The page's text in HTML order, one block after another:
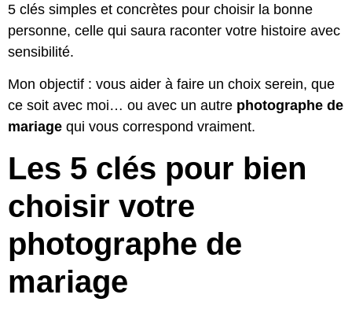
5 clés simples et concrètes pour choisir la bonne
personne, celle qui saura raconter votre histoire avec
sensibilité.
Mon objectif : vous aider à faire un choix serein, que
ce soit avec moi… ou avec un autre photographe de
mariage qui vous correspond vraiment.
Les 5 clés pour bien
choisir votre
photographe de
mariage